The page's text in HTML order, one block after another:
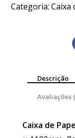
Categoria:Caixa
Descrição
Avaliações
Caixa de